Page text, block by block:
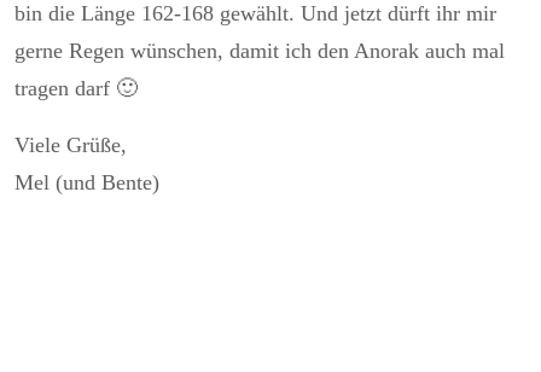
bin die Länge 162-168 gewählt. Und jetzt dürft ihr mir
gerne Regen wünschen, damit ich den Anorak auch mal
tragen darf 🙂
Viele Grüße,
Mel (und Bente)